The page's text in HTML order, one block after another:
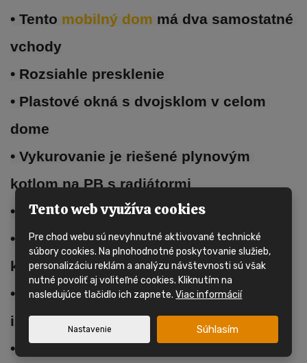
• Tento mobilný dom má dva samostatné
vchody
• Rozsiahle presklenie
• Plastové okná s dvojsklom v celom
dome
• Vykurovanie je riešené plynovým
kotlom na PB s radiátormi
• Obývacia izba, kuchynská linka
• Kúpeľňa s priestranným sprchovacím
kútom, umývadlom a WC
• 1x spálňa s úložným priestorom, 1x
izba
• Odpočet DPH možný
Tento web využíva cookies
Pre chod webu sú nevyhnutné aktivované technické
súbory cookies. Na plnohodnotné poskytovanie služieb,
personalizáciu reklám a analýzu návštevnosti sú však
nutné povoliť aj voliteľné cookies. Kliknutím na
nasledujúce tlačidlo ich zapnete.Viac informácií
Nastavenie Súhlasím